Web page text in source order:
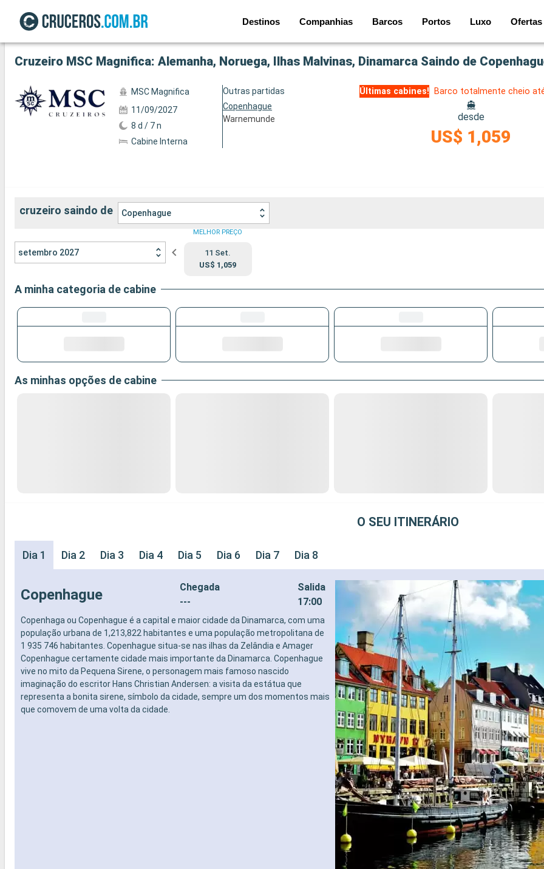
Destinos Companhias Barcos Portos Luxo Ofertas
Ver a 128 fotos
Cruzeiro MSC Magnifica: Alemanha, Noruega, Ilhas Malvinas, Dinamarca Saindo de
MSC Magnifica
11/09/2027
8 d / 7 n
Cabine Interna
Outras partidas
Copenhague
Warnemunde
Últimas cabines! Barco totalmente cheio
desde
US$ 1,059
cruzeiro saindo de Copenhague
setembro 2027
MELHOR PREÇO
11 Set.
US$ 1,059
A minha categoria de cabine
As minhas opções de cabine
O SEU ITINERÁRIO
Dia 1 Dia 2 Dia 3 Dia 4 Dia 5 Dia 6 Dia 7 Dia 8
Copenhague
Chegada
---
Salida
17:00
Copenhaga ou Copenhague é a capital e maior cidade da Dinamarca, com uma
população urbana de 1,213,822 habitantes e uma população metropolitana de
1 935 746 habitantes. Copenhague situa-se nas ilhas da Zelândia e Amager
Copenhague certamente cidade mais importante da Dinamarca. Copenhague
vive no mito da Pequena Sirene, o personagem mais famoso nascido
imaginação do escritor Hans Christian Andersen: a visita da estátua que
representa a bonita sirene, símbolo da cidade, sempre um dos momentos mais
que comovem de uma volta da cidade.